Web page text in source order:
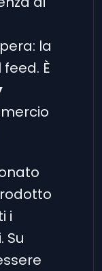
la
È
i
Su